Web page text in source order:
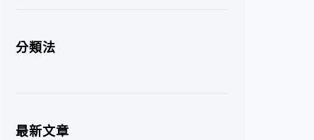
分類法
最新文章